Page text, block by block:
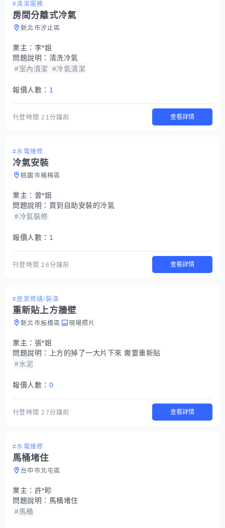
#清潔服務
房間分離式冷氣
新北市汐止區
業主： 李*姐
問題說明： 清洗冷氣
#室內清潔
#冷氣清潔
報價人數： 1
刊登時間21分鐘前 查看詳情
#水電維修
冷氣安裝
桃園市楊梅區
業主： 曾*姐
問題說明： 買到自助安裝的冷氣
#冷氣裝修
報價人數： 1
刊登時間26分鐘前 查看詳情
#居家修繕/裝潢
重新貼上方牆壁
新北市板橋區 現場照片
業主： 張*姐
問題說明：
上方的掉了一大片下來 需要重新貼
#水泥
報價人數： 0
刊登時間27分鐘前 查看詳情
#水電維修
馬桶堵住
台中市北屯區
業主： 許*畛
問題說明： 馬桶堵住
#馬桶